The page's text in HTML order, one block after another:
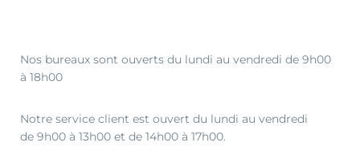
Nos bureaux sont ouverts du lundi au vendredi de 9h00
à 18h00
Notre service client est ouvert du lundi au vendredi
de 9h00 à 13h00 et de 14h00 à 17h00.